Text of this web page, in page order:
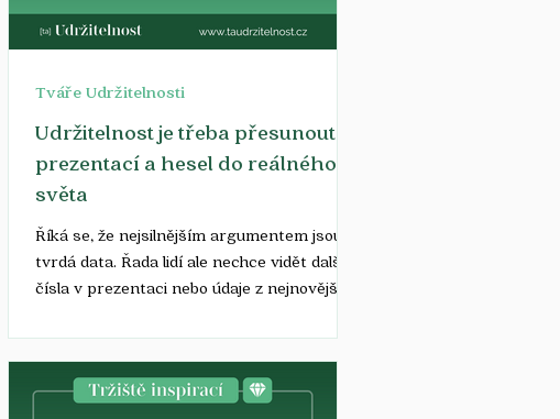
Udržitelnost je třeba přesunout z
prezentací a hesel do reálného
světa
Říká se, že nejsilnějším argumentem jsou
tvrdá data. Řada lidí ale nechce vidět další
čísla v prezentaci nebo údaje z nejnovější
Tváře Udržitelnosti